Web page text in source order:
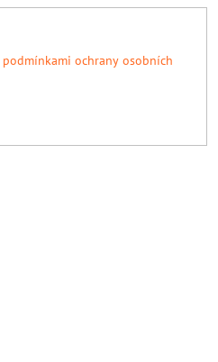
podmínkami ochrany osobních